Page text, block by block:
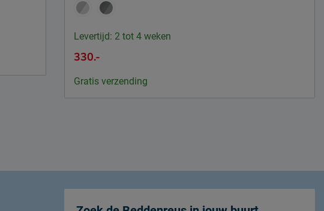
Levertijd: 2 tot 4 weken
330.-
Gratis verzending